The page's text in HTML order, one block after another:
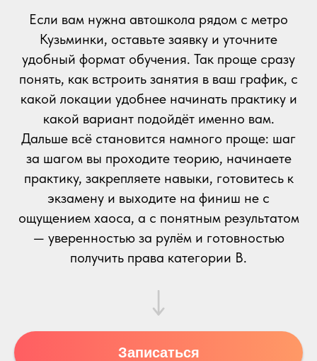
Если вам нужна автошкола рядом с метро
Кузьминки, оставьте заявку и уточните
удобный формат обучения. Так проще сразу
понять, как встроить занятия в ваш график, с
какой локации удобнее начинать практику и
какой вариант подойдёт именно вам.
Дальше всё становится намного проще: шаг
за шагом вы проходите теорию, начинаете
практику, закрепляете навыки, готовитесь к
экзамену и выходите на финиш не с
ощущением хаоса, а с понятным результатом
— уверенностью за рулём и готовностью
получить права категории B.
Записаться